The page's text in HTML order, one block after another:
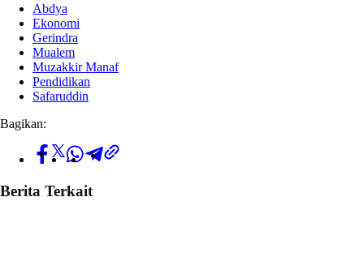
Abdya
Ekonomi
Gerindra
Mualem
Muzakkir Manaf
Pendidikan
Safaruddin
Bagikan:
Berita Terkait